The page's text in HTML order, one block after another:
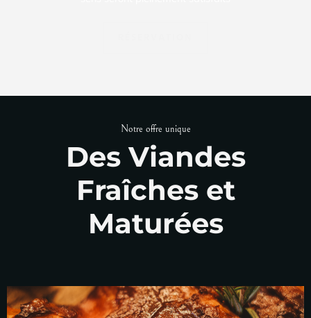
Notre offre unique
Des Viandes
Fraîches et
Maturées